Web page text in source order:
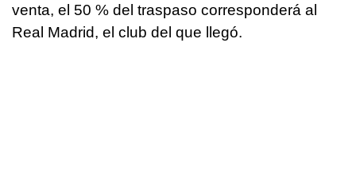
venta, el 50 % del traspaso corresponderá al
Real Madrid, el club del que llegó.